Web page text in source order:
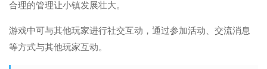
合理的管理让小镇发展壮大。
游戏中可与其他玩家进行社交互动，通过参加活动、交流消息
等方式与其他玩家互动。